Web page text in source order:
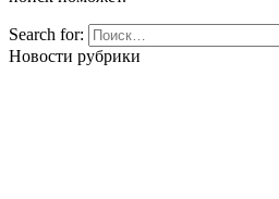
Search for:
Новости рубрики